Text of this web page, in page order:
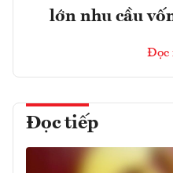
lớn nhu cầu
Đọc
Đọc tiếp